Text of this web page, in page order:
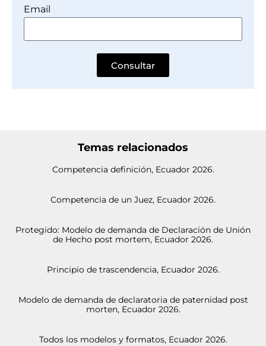
Email
Consultar
Temas relacionados
Competencia definición, Ecuador 2026.
Competencia de un Juez, Ecuador 2026.
Protegido: Modelo de demanda de Declaración de Unión
de Hecho post mortem, Ecuador 2026.
Principio de trascendencia, Ecuador 2026.
Modelo de demanda de declaratoria de paternidad post
morten, Ecuador 2026.
Todos los modelos y formatos, Ecuador 2026.